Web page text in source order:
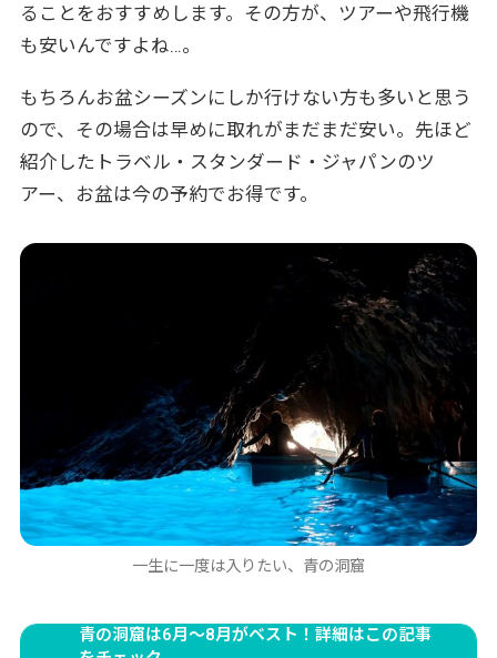
ることをおすすめします。その方が、ツアーや飛行機
も安いんですよね…。
もちろんお盆シーズンにしか行けない方も多いと思う
ので、その場合は早めに取れがまだまだ安い。先ほど
紹介したトラベル・スタンダード・ジャパンのツ
アー、お盆は今の予約でお得です。
一生に一度は入りたい、青の洞窟
青の洞窟は6月～8月がベスト！詳細はこの記事